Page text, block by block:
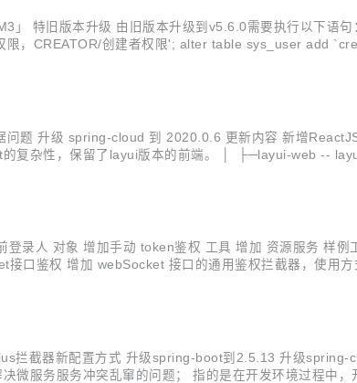
」 特旧版本升级 由旧版本升级到v5.6.0需要执行以下语
add `creator_id` int(11) COMMEN
题 升级 spring-cloud 到 2020.0.6 更新内容 新增
的复杂性，保留了layui版本的前端。 │ ├─layui-web
录人 对象 增加手动 token鉴权 工具 增加 资源服务 样例
口鉴权 增加 webSocket 接口的通用鉴权拦截器，使用
拦截器新配置方式 升级spring-boot到2.5.13 升级
服务服务冲突乱窜的问题； 指的是在开发环境过程中，